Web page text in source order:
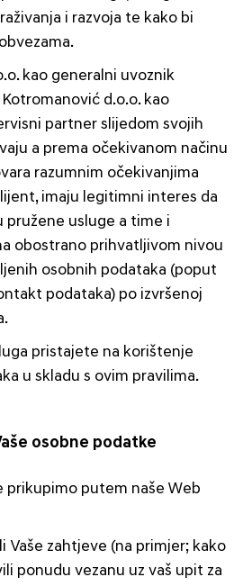
i razvoja te kako bi
kao generalni uvoznik
d.o.o. kao
partner slijedom svojih
a prema očekivanom načinu
razumnim očekivanjima
imaju legitimni interes da
usluge a time i
obostrano prihvatljivom nivou
osobnih podataka (poput
podataka) po izvršenoj
pristajete na korištenje
u skladu s ovim pravilima.
osobne podatke
prikupimo putem naše Web
Vaše zahtjeve (na primjer; kako
ponudu vezanu uz vaš upit za